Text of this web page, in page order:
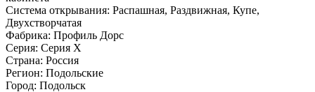
Система открывания: Распашная, Раздвижная, Купе,
Двухстворчатая
Фабрика: Профиль Дорс
Серия: Серия X
Страна: Россия
Регион: Подольские
Город: Подольск